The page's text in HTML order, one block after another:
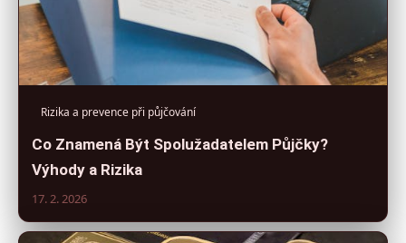
Rizika a prevence při půjčování
Co Znamená Být Spolužadatelem Půjčky?
Výhody a Rizika
17. 2. 2026